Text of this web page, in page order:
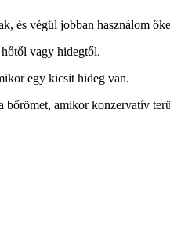
és végül jobban használom
vagy hidegtől.
egy kicsit hideg van.
amikor konzervatív